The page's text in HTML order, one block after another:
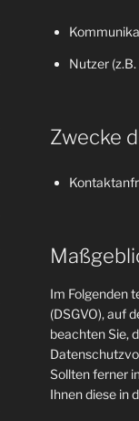
Nutzer
Zwecke
Im Folgenden
(DSGVO), auf
beachten Sie,
Sollten ferner
Ihnen diese in